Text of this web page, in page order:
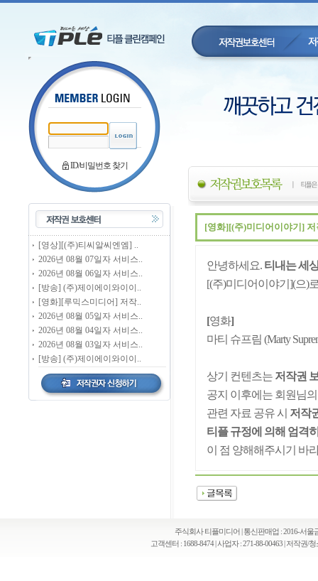
ID/비밀번호 찾기
[영상][(주)티씨알씨엔엠] ..
2026년 08월 07일자 서비스..
2026년 08월 06일자 서비스..
[방송] (주)제이에이와이이..
[영화][루믹스미디어] 저작..
2026년 08월 05일자 서비스..
2026년 08월 04일자 서비스..
2026년 08월 03일자 서비스..
[방송] (주)제이에이와이이..
[영화][(주)미디어이야기]
안녕하세요. 티내는 세
[(주)미디어이야기](으)
[영화]
마티 슈프림 (Marty
상기 컨텐츠는 저작권
공지 이후에는 회원님
관련 자료 공유 시 저작
티플 규정에 의해 엄격
이 점 양해해주시기 바
주식회사 티플미디어 | 통신판매업 : 2016-서울
고객센터 : 1688-8474 | 사업자 : 271-88-00463 | 저작권/